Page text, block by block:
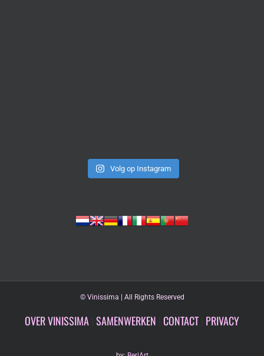
Volg op Instagram
© Vinissima | All Rights Reserved
OVER VINISSIMA SAMENWERKEN CONTACT| PRIVACY